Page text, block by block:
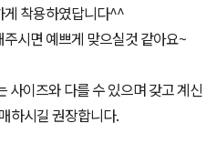
게 착용하였답니다^^
시면 예쁘게 맞으실것 같아요~
이즈와 다를 수 있으며 갖고 계신
하시길 권장합니다.